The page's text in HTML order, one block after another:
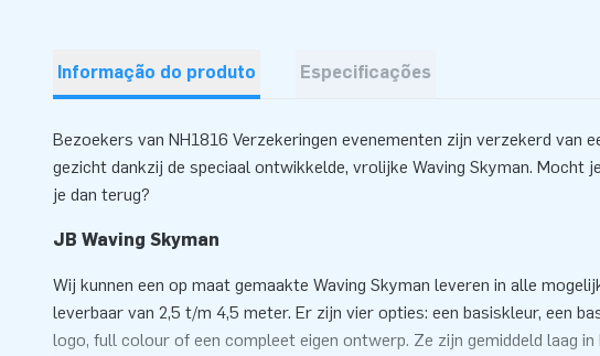
Informação do produto Especificações
Bezoekers van NH1816 Verzekeringen evenementen zijn verzekerd van
gezicht dankzij de speciaal ontwikkelde, vrolijke Waving Skyman. Mocht
je dan terug?
JB Waving Skyman
Wij kunnen een op maat gemaakte Waving Skyman leveren in alle
leverbaar van 2,5 t/m 4,5 meter. Er zijn vier opties: een basiskleur, een
logo, full colour of een compleet eigen ontwerp. Ze zijn gemiddeld laag in